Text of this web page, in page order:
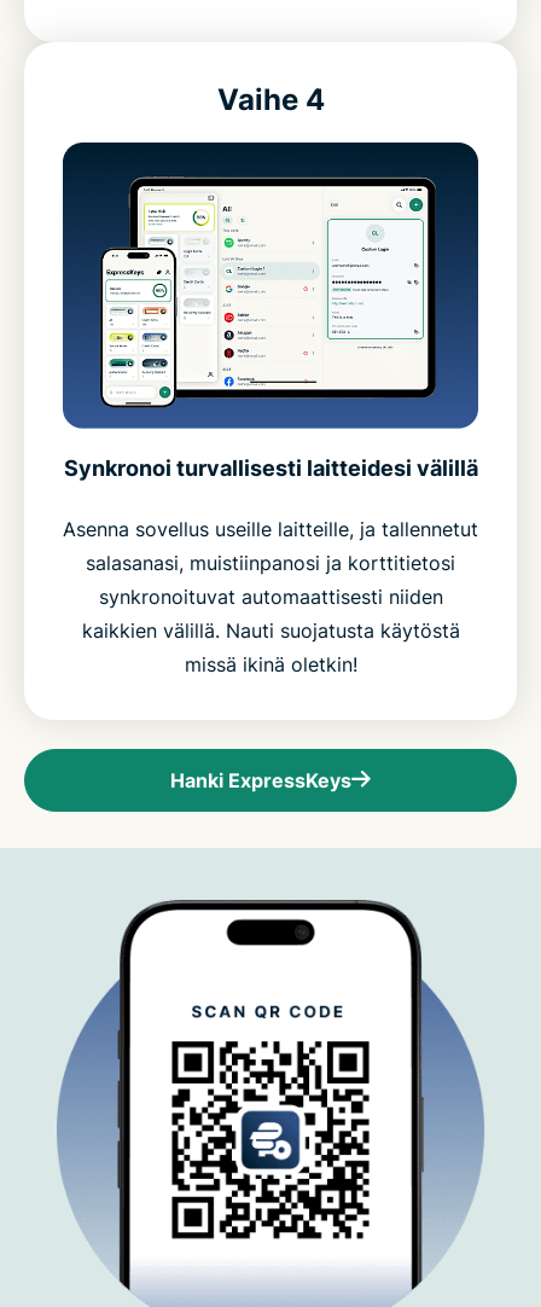
Vaihe 4
Synkronoi turvallisesti laitteidesi välillä
Asenna sovellus useille laitteille, ja tallennetut
salasanasi, muistiinpanosi ja korttitietosi
synkronoituvat automaattisesti niiden
kaikkien välillä. Nauti suojatusta käytöstä
missä ikinä oletkin!
Hanki ExpressKeys